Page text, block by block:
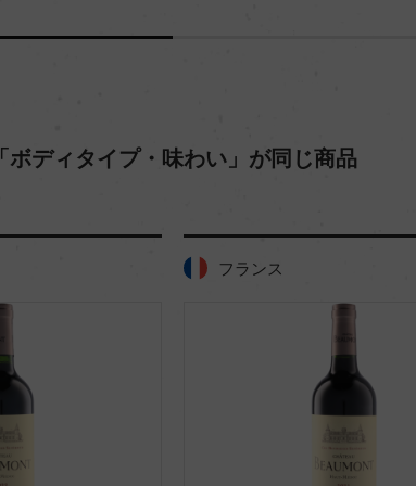
「ボディタイプ・味わい」が同じ商品
フランス